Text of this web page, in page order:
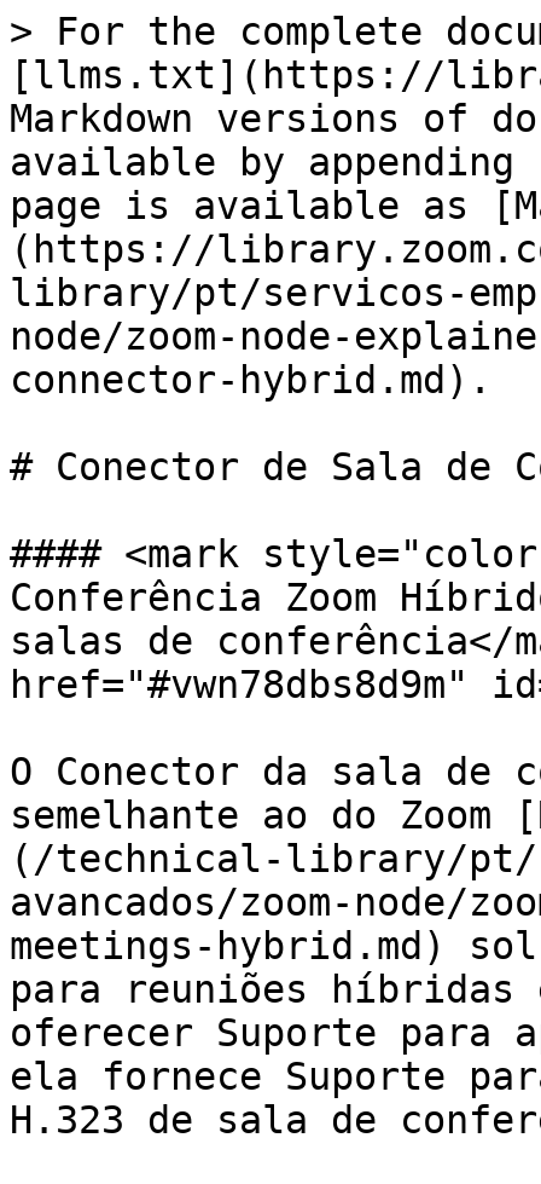
> For the complete
[llms.txt](https://
Markdown versions of
available by
page is available as
(https://
library/pt/servicos-
node/zoom-node-
connector-hybrid.md).
# Conector de Sala de
#### <mark
Conferência Zoom
salas de conferência</
href="#vwn78dbs8d9m"
O Conector da sala de
semelhante ao do
(/technical-library/pt/
avancados/zoom-node/
meetings-hybrid.md)
para reuniões híbridas
oferecer Suporte para
ela fornece Suporte
H.323 de sala de